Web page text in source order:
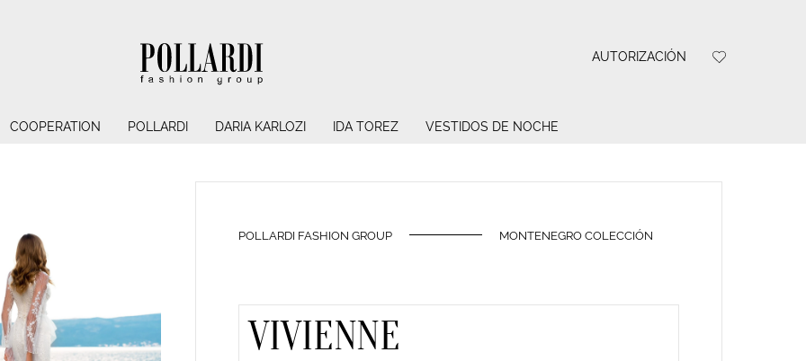
AUTORIZACIÓN
COOPERATION POLLARDI DARIA KARLOZI IDA TOREZ VESTIDOS DE NOCHE
POLLARDI FASHION GROUP MONTENEGRO COLECCIÓN
VIVIENNE